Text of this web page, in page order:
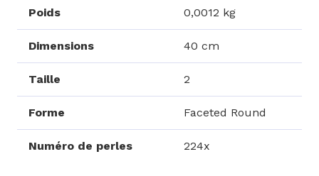
Poids 0,0012 kg
Dimensions 40 cm
Taille 2
Forme Faceted Round
Numéro de perles 224x